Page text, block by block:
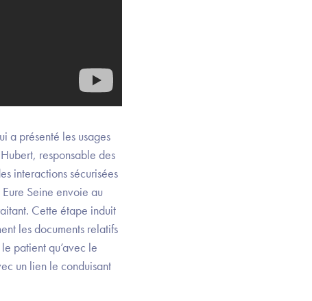
a présenté les usages
responsable des
interactions sécurisées
Seine envoie au
Cette étape induit
les documents relatifs
patient qu’avec le
un lien le conduisant